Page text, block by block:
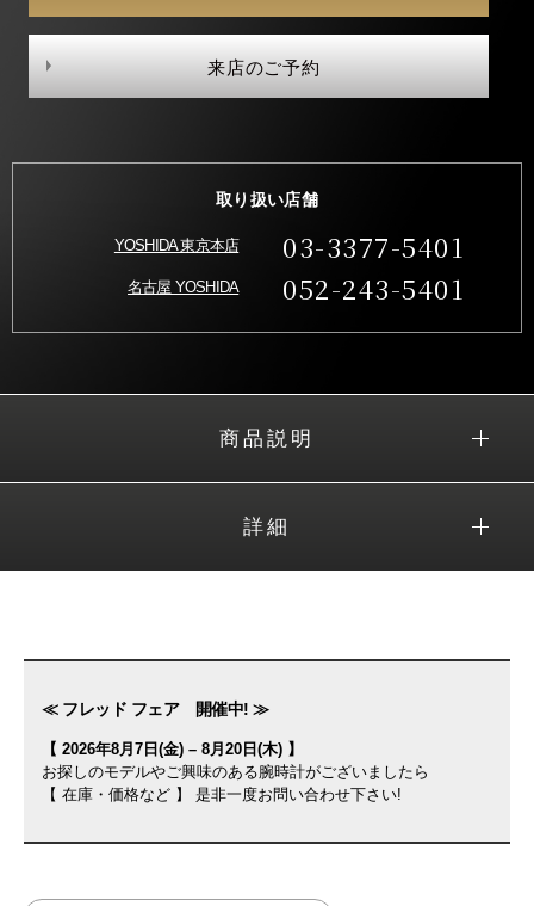
来店のご予約
取り扱い店舗
YOSHIDA 東京本店 03-3377-5401
名古屋 YOSHIDA 052-243-5401
商品説明
詳細
≪ フレッド フェア 開催中! ≫
【 2026年8月7日(金) – 8月20日(木) 】
お探しのモデルやご興味のある腕時計がございましたら
【 在庫・価格など 】 是非一度お問い合わせ下さい!